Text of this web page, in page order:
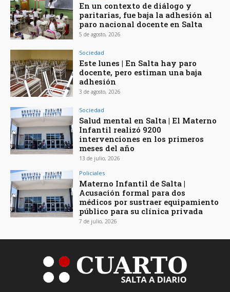
En un contexto de diálogo y
paritarias, fue baja la adhesión al
paro nacional docente en Salta
5 de agosto, 2026
Sociedad
Este lunes | En Salta hay paro
docente, pero estiman una baja
adhesión
3 de agosto, 2026
Sociedad
Salud mental en Salta | El Materno
Infantil realizó 9200
intervenciones en los primeros
meses del año
13 de julio, 2026
Policiales
Materno Infantil de Salta |
Acusación formal para dos
médicos por sustraer equipamiento
público para su clínica privada
7 de julio, 2026